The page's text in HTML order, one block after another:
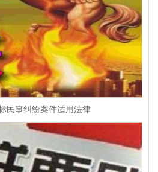
民事纠纷案件适用法律